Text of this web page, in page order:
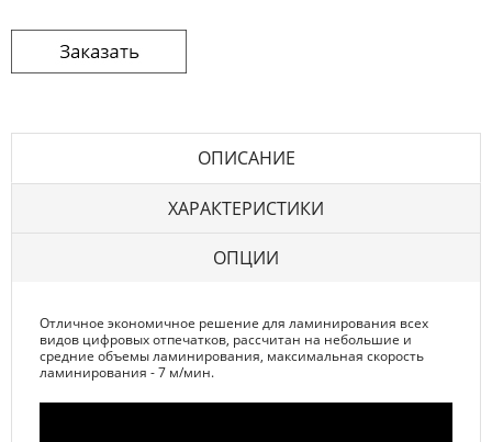
ОПИСАНИЕ
ХАРАКТЕРИСТИКИ
ОПЦИИ
Отличное экономичное решение для ламинирования всех
видов цифровых отпечатков, рассчитан на небольшие и
средние объемы ламинирования, максимальная скорость
ламинирования - 7 м/мин.